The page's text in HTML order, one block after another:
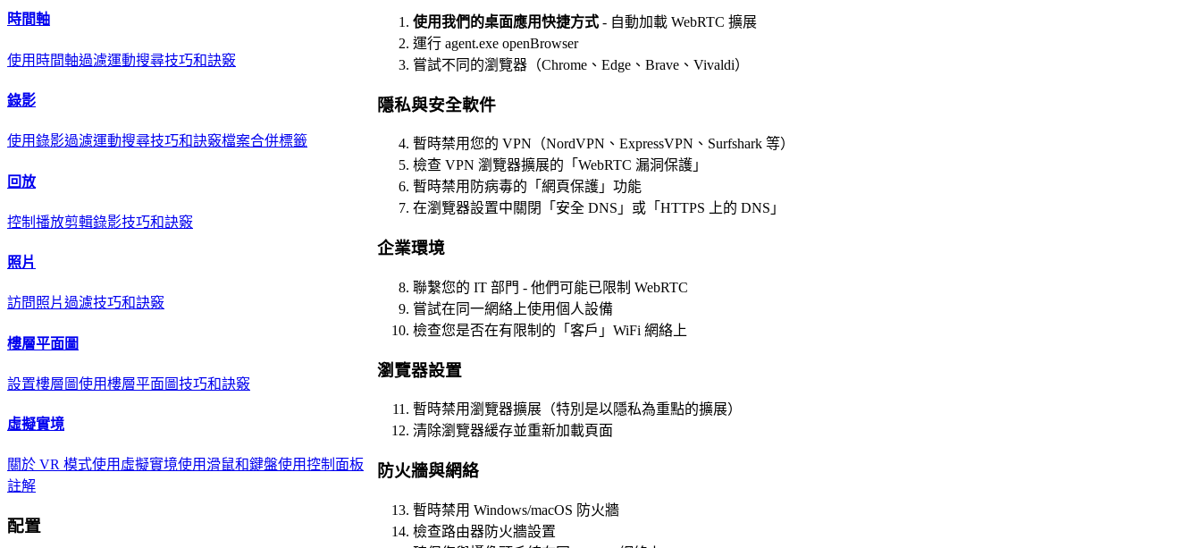
使用我們的桌面應用快捷方式 - 自動加載 WebRTC 擴展
運行 agent.exe openBrowser
嘗試不同的瀏覽器（Chrome、Edge、Brave、Vivaldi）
隱私與安全軟件
暫時禁用您的 VPN（NordVPN、ExpressVPN、Surfshark 等）
檢查 VPN 瀏覽器擴展的「WebRTC 漏洞保護」
暫時禁用防病毒的「網頁保護」功能
在瀏覽器設置中關閉「安全 DNS」或「HTTPS 上的 DNS」
企業環境
聯繫您的 IT 部門 - 他們可能已限制 WebRTC
嘗試在同一網絡上使用個人設備
檢查您是否在有限制的「客戶」WiFi 網絡上
瀏覽器設置
暫時禁用瀏覽器擴展（特別是以隱私為重點的擴展）
清除瀏覽器緩存並重新加載頁面
防火牆與網絡
暫時禁用 Windows/macOS 防火牆
檢查路由器防火牆設置
時間軸
使用時間軸過濾運動搜尋技巧和訣竅
錄影
使用錄影過濾運動搜尋技巧和訣竅檔案合併標籤
回放
控制播放剪輯錄影技巧和訣竅
照片
訪問照片過濾技巧和訣竅
樓層平面圖
設置樓層圖使用樓層平面圖技巧和訣竅
虛擬實境
關於 VR 模式使用虛擬實境使用滑鼠和鍵盤使用控制面板
註解
配置